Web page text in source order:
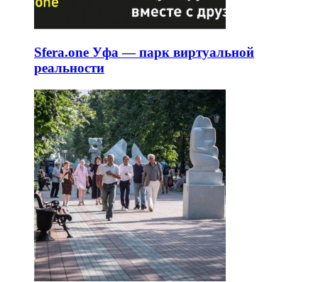
Sfera.one Уфа — парк виртуальной
реальности